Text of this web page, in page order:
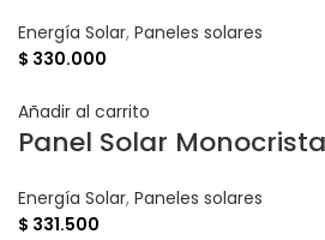
Energía Solar, Paneles solares
$ 330.000
Añadir al carrito
Panel Solar
Energía Solar, Paneles solares
$ 331.500